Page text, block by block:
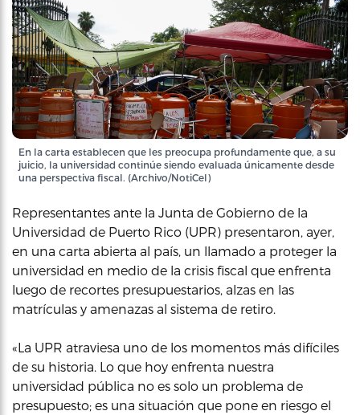
En la carta establecen que les preocupa profundamente que, a su
juicio, la universidad continúe siendo evaluada únicamente desde
una perspectiva fiscal. (Archivo/NotiCel)
Representantes ante la Junta de Gobierno de la
Universidad de Puerto Rico (UPR) presentaron, ayer,
en una carta abierta al país, un llamado a proteger la
universidad en medio de la crisis fiscal que enfrenta
luego de recortes presupuestarios, alzas en las
matrículas y amenazas al sistema de retiro.
«La UPR atraviesa uno de los momentos más difíciles
de su historia. Lo que hoy enfrenta nuestra
universidad pública no es solo un problema de
presupuesto; es una situación que pone en riesgo el